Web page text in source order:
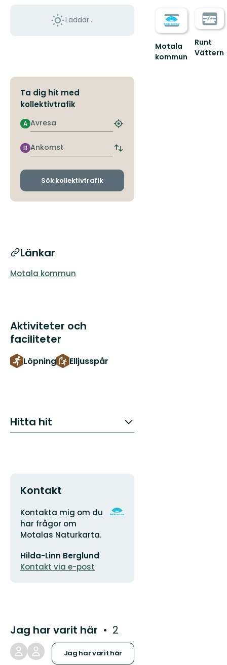
Laddar...
Ta dig hit med
kollektivtrafik
Avresa
A
Hitta
hållplats
Ankomst
B
Byt
och
Sök kollektivtrafik
Länkar
Motala kommun
Aktiviteter och
faciliteter
Löpning Elljusspår
Hitta hit
Kontakt
Adress
Kontakta mig om du
har frågor om
Motalas Naturkarta.
postadress
Hilda-Linn Berglund
Kontakt via e-post
Organisationens
Jag har varit här 2
Jag har varit här
Motala
kommun
Runt
Vättern